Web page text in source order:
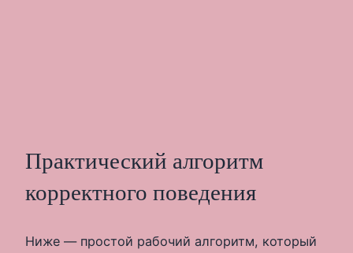
Практический алгоритм
корректного поведения
Ниже — простой рабочий алгоритм, который